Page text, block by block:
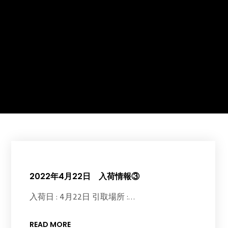
2022年4月22日 入荷情報③
入荷日 : 4月22日 引取場所 :…
READ MORE